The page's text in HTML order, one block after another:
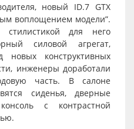
новый ID.7 GTX
воплощением модели”.
для него
силовой агрегат,
конструктивных
инженеры доработали
часть. В салоне
сиденья, дверные
с контрастной